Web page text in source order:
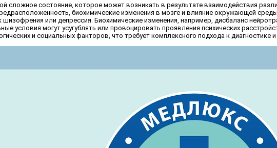
сложное состояние, которое может возникать в результате взаимодействия
биохимические изменения в мозге и влияние окружающей
или депрессия. Биохимические изменения, например, дисбаланс
условия могут усугублять или провоцировать проявления психических
и социальных факторов, что требует комплексного подхода к диагностике